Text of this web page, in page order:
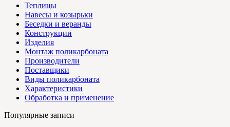
Теплицы
Навесы и козырьки
Беседки и веранды
Конструкции
Изделия
Монтаж поликарбоната
Производители
Поставщики
Виды поликарбоната
Характеристики
Обработка и применение
Популярные записи